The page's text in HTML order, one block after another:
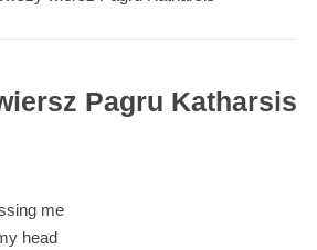
Pagru Katharsis
me
head